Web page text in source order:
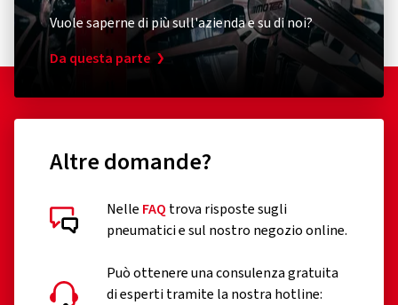
Vuole saperne di più sull'azienda e su di noi?
Da questa parte
Altre domande?
Nelle FAQ trova risposte sugli
pneumatici e sul nostro negozio online.
Può ottenere una consulenza gratuita
di esperti tramite la nostra hotline: